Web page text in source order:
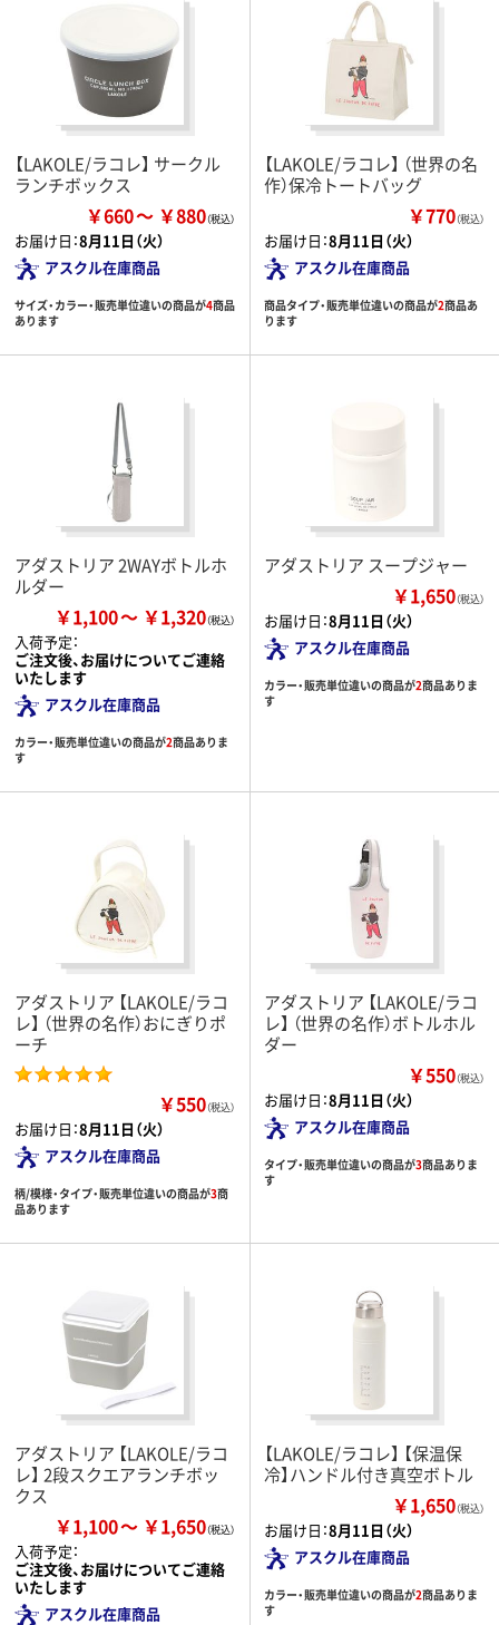
【LAKOLE/ラコレ】 サークル
ランチボックス
￥660 ￥880
お届け日：8月11日（火）
アスクル在庫商品
サイズ・カラー・販売単位違いの商品が4商品
あります
【LAKOLE/ラコレ】 （世界の名
作）保冷トートバッグ
￥770（税込）
お届け日：8月11日（火）
アスクル在庫商品
商品タイプ・販売単位違いの商品が2商品あ
ります
アダストリア 2WAYボトルホ
ルダー
￥1,100 ￥1,320
入荷予定：
ご注文後、お届けについてご連絡
いたします
アスクル在庫商品
カラー・販売単位違いの商品が2商品ありま
す
アダストリア スープジャー
￥1,650（税込）
お届け日：8月11日（火）
アスクル在庫商品
カラー・販売単位違いの商品が2商品ありま
す
アダストリア 【LAKOLE/ラコ
レ】 （世界の名作）おにぎりポ
ーチ
￥550（税込）
お届け日：8月11日（火）
アスクル在庫商品
柄/模様・タイプ・販売単位違いの商品が3商
品あります
アダストリア 【LAKOLE/ラコ
レ】 （世界の名作）ボトルホル
ダー
￥550（税込）
お届け日：8月11日（火）
アスクル在庫商品
タイプ・販売単位違いの商品が3商品ありま
す
アダストリア 【LAKOLE/ラコ
レ】 2段スクエアランチボッ
クス
￥1,100 ￥1,650
入荷予定：
ご注文後、お届けについてご連絡
いたします
アスクル在庫商品
【LAKOLE/ラコレ】 【保温保
冷】ハンドル付き真空ボトル
￥1,650（税込）
お届け日：8月11日（火）
アスクル在庫商品
カラー・販売単位違いの商品が2商品ありま
す